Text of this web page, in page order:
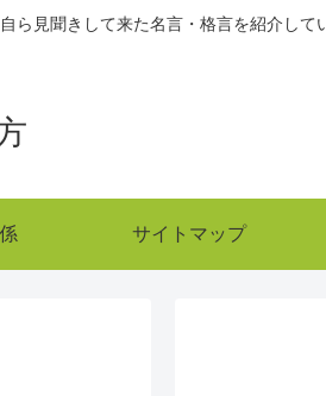
見聞きして来た名言・格言を紹介して
サイトマップ